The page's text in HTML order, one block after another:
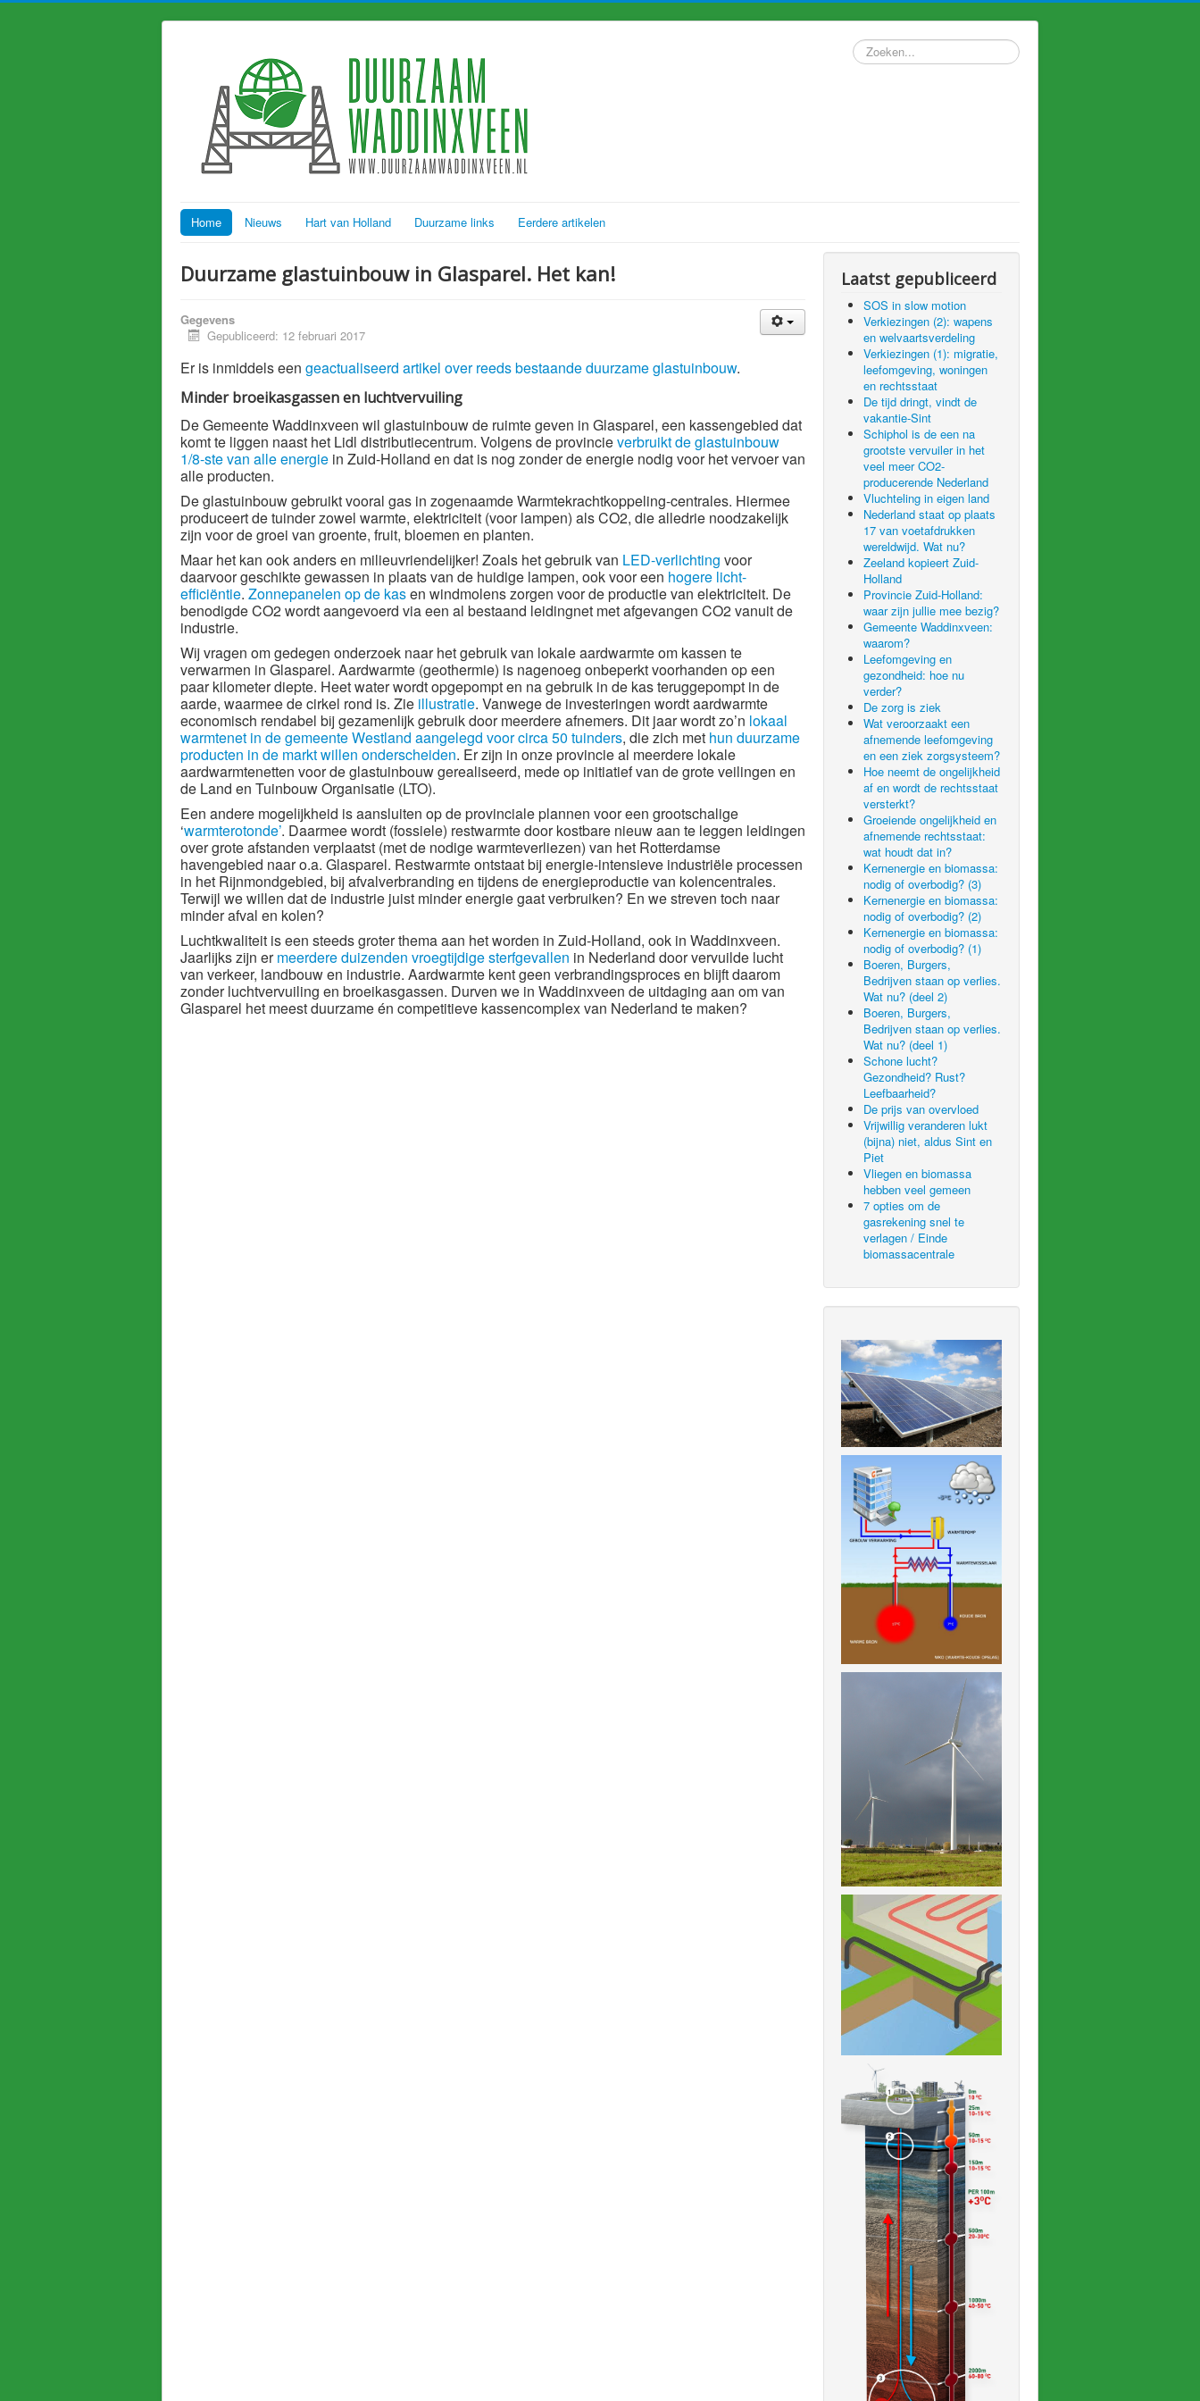
Zoeken...
Home Nieuws Hart van Holland Duurzame links Eerdere artikelen
Duurzame glastuinbouw in Glasparel. Het kan!
Gegevens
Gepubliceerd: 12 februari 2017
Er is inmiddels een geactualiseerd artikel over reeds bestaande duurzame glastuinbouw.
Minder broeikasgassen en luchtvervuiling
De Gemeente Waddinxveen wil glastuinbouw de ruimte geven in Glasparel, een kassengebied dat
komt te liggen naast het Lidl distributiecentrum. Volgens de provincieverbruikt de glastuinbouw
1/8-ste van alle energie in Zuid-Holland en dat is nog zonder de energie nodig voor het vervoer van
alle producten.
De glastuinbouw gebruikt vooral gas in zogenaamde Warmtekrachtkoppeling-centrales. Hiermee
produceert de tuinder zowel warmte, elektriciteit (voor lampen) als CO2, die alledrie noodzakelijk
zijn voor de groei van groente, fruit, bloemen en planten.
Maar het kan ook anders en milieuvriendelijker! Zoals het gebruik van LED-verlichting voor
daarvoor geschikte gewassen in plaats van de huidige lampen, ook voor een hogere licht-
efficiëntie. Zonnepanelen op de kasen windmolens zorgen voor de productie van elektriciteit. De
benodigde CO2 wordt aangevoerd via een al bestaand leidingnet met afgevangen CO2 vanuit de
industrie.
Wij vragen om gedegen onderzoek naar het gebruik van lokale aardwarmte om kassen te
verwarmen in Glasparel. Aardwarmte (geothermie) is nagenoeg onbeperkt voorhanden op een
paar kilometer diepte. Heet water wordt opgepompt en na gebruik in de kas teruggepompt in de
aarde, waarmee de cirkel rond is. Zie illustratie. Vanwege de investeringen wordt aardwarmte
economisch rendabel bij gezamenlijk gebruik door meerdere afnemers. Dit jaar wordt zo’n lokaal
warmtenet in de gemeente Westland aangelegd voor circa 50 tuinders, die zich met hun duurzame
producten in de markt willen onderscheiden. Er zijn in onze provincie al meerdere lokale
aardwarmtenetten voor de glastuinbouw gerealiseerd, mede op initiatief van de grote veilingen en
de Land en Tuinbouw Organisatie (LTO).
Een andere mogelijkheid is aansluiten op de provinciale plannen voor een grootschalige
‘warmterotonde’. Daarmee wordt (fossiele) restwarmte door kostbare nieuw aan te leggen leidingen
over grote afstanden verplaatst (met de nodige warmteverliezen) van het Rotterdamse
havengebied naar o.a. Glasparel. Restwarmte ontstaat bij energie-intensieve industriële processen
in het Rijnmondgebied, bij afvalverbranding en tijdens de energieproductie van kolencentrales.
Terwijl we willen dat de industrie juist minder energie gaat verbruiken? En we streven toch naar
minder afval en kolen?
Luchtkwaliteit is een steeds groter thema aan het worden in Zuid-Holland, ook in Waddinxveen.
Jaarlijks zijn ermeerdere duizenden vroegtijdige sterfgevallen in Nederland door vervuilde lucht
van verkeer, landbouw en industrie. Aardwarmte kent geen verbrandingsproces en blijft daarom
zonder luchtvervuiling en broeikasgassen. Durven we in Waddinxveen de uitdaging aan om van
Glasparel het meest duurzame én competitieve kassencomplex van Nederland te maken?
Laatst gepubliceerd
SOS in slow motion
Verkiezingen (2): wapens
en welvaartsverdeling
Verkiezingen (1): migratie,
leefomgeving, woningen
en rechtsstaat
De tijd dringt, vindt de
vakantie-Sint
Schiphol is de een na
grootste vervuiler in het
veel meer CO2-
producerende Nederland
Vluchteling in eigen land
Nederland staat op plaats
17 van voetafdrukken
wereldwijd. Wat nu?
Zeeland kopieert Zuid-
Holland
Provincie Zuid-Holland:
waar zijn jullie mee bezig?
Gemeente Waddinxveen:
waarom?
Leefomgeving en
gezondheid: hoe nu
verder?
De zorg is ziek
Wat veroorzaakt een
afnemende leefomgeving
en een ziek zorgsysteem?
Hoe neemt de ongelijkheid
af en wordt de rechtsstaat
versterkt?
Groeiende ongelijkheid en
afnemende rechtsstaat:
wat houdt dat in?
Kernenergie en biomassa:
nodig of overbodig? (3)
Kernenergie en biomassa:
nodig of overbodig? (2)
Kernenergie en biomassa:
nodig of overbodig? (1)
Boeren, Burgers,
Bedrijven staan op verlies.
Wat nu? (deel 2)
Boeren, Burgers,
Bedrijven staan op verlies.
Wat nu? (deel 1)
Schone lucht?
Gezondheid? Rust?
Leefbaarheid?
De prijs van overvloed
Vrijwillig veranderen lukt
(bijna) niet, aldus Sint en
Piet
Vliegen en biomassa
hebben veel gemeen
7 opties om de
gasrekening snel te
verlagen / Einde
biomassacentrale